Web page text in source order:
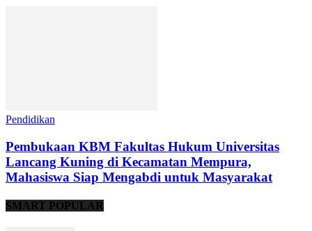
Pendidikan
Pembukaan KBM Fakultas Hukum Universitas
Lancang Kuning di Kecamatan Mempura,
Mahasiswa Siap Mengabdi untuk Masyarakat
SMART POPULAR